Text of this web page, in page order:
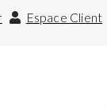
Espace Client